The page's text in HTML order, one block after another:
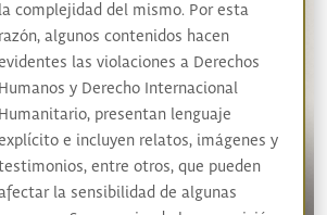
la complejidad del mismo. Por esta
razón, algunos contenidos hacen
las violaciones a Derechos
Humanos y Derecho Internacional
Humanitario, presentan lenguaje
e incluyen relatos, imágenes y
entre otros, que pueden
la sensibilidad de algunas